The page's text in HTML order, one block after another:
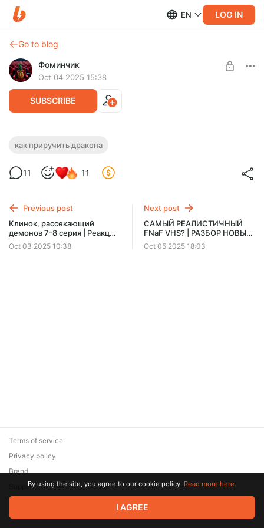
EN LOG IN
Go to blog
Фоминчик
Oct 04 2025 15:38
SUBSCRIBE
Как приручить дракона | Реакция на
Чудесные создания эти драконы, верно?
$1.94 $1.55 per month -20%
Discount applies to the first month only.
как приручить дракона
11 11
Previous post
Клинок, рассекающий
демонов 7-8 серия | Реакция
на двоих
Oct 03 2025 10:38
Next post
САМЫЙ РЕАЛИСТИЧНЫЙ
FNaF VHS? | РАЗБОР НОВЫХ
КАССЕТ от TwelveMan
Oct 05 2025 18:03
© 2026 Zaya Solutions Limited. All rights reserved. All trademarks
are the property of their respective owners.
Terms of service
Privacy policy
Brand
SupportBy using the site, you agree to our cookie policy. Read more here.
I AGREE